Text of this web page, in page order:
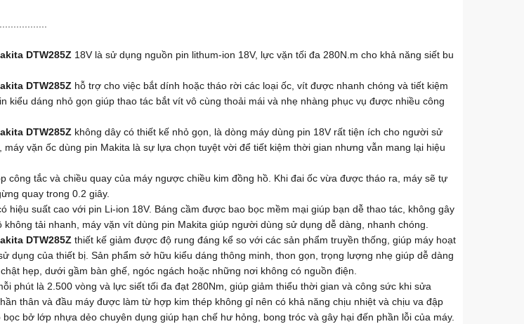
DTW285Z 18V là sử dụng nguồn pin lithum-ion 18V, lực vặn tối đa 280N.m cho khả năng siết bu
DTW285Z hỗ trợ cho việc bắt dính hoặc tháo rời các loại ốc, vít được nhanh chóng và tiết kiệm
kiểu dáng nhỏ gọn giúp thao tác bắt vít vô cùng thoải mái và nhẹ nhàng phục vụ được nhiều công
DTW285Z không dây có thiết kế nhỏ gọn, là dòng máy dùng pin 18V rất tiện ích cho người sử
vặn ốc dùng pin Makita là sự lựa chọn tuyệt vời để tiết kiệm thời gian nhưng vẫn mang lại hiệu
công tắc và chiều quay của máy ngược chiều kim đồng hồ. Khi đai ốc vừa được tháo ra, máy sẽ tự
quay trong 0.2 giây.
hiệu suất cao với pin Li-ion 18V. Báng cầm được bao bọc mềm mại giúp bạn dễ thao tác, không gây
tải nhanh, máy vặn vít dùng pin Makita giúp người dùng sử dụng dễ dàng, nhanh chóng.
DTW285Z thiết kế giảm được độ rung đáng kể so với các sản phẩm truyền thống, giúp máy hoạt
dụng của thiết bị. Sản phẩm sở hữu kiểu dáng thông minh, thon gọn, trọng lượng nhẹ giúp dễ dàng
hẹp, dưới gầm bàn ghế, ngóc ngách hoặc những nơi không có nguồn điện.
phút là 2.500 vòng và lực siết tối đa đạt 280Nm, giúp giảm thiểu thời gian và công sức khi sửa
thân và đầu máy được làm từ hợp kim thép không gỉ nên có khả năng chịu nhiệt và chịu va đập
bở lớp nhựa dẻo chuyên dụng giúp hạn chế hư hỏng, bong tróc và gây hại đến phần lỗi của máy.